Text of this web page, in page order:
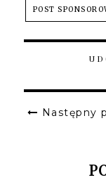
POST
Następny